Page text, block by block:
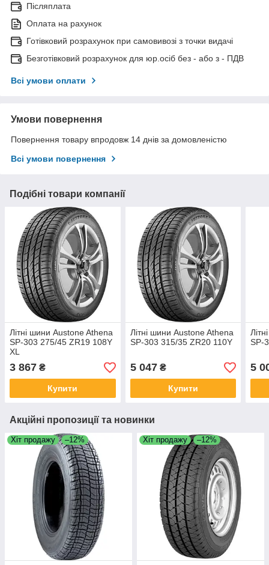
Післяплата
Оплата на рахунок
Готівковий розрахунок при самовивозі з точки видачі
Безготівковий розрахунок для юр.осіб без - або з - ПДВ
Всі умови оплати
Умови повернення
Повернення товару впродовж 14 днів за домовленістю
Всі умови повернення
Подібні товари компанії
Літні шини Austone Athena
SP-303 275/45 ZR19 108Y
XL
3 867 ₴
Купити
Літні шини Austone Athena
SP-303 315/35 ZR20 110Y
5 047₴
Купити
SP-
5
Акційні пропозиції та новинки
Хіт продажу –12% Хіт продажу –12%